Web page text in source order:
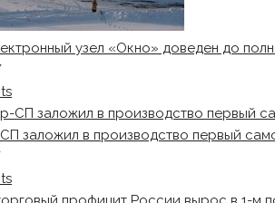
узел «Окно» доведен до
заложил в производство первый